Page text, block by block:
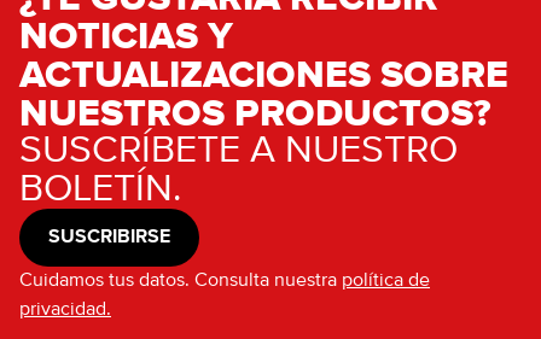
NOTICIAS Y
ACTUALIZACIONES SOBRE
NUESTROS PRODUCTOS?
SUSCRÍBETE A NUESTRO
BOLETÍN.
SUSCRIBIRSE
Cuidamos tus datos. Consulta nuestra política de
privacidad.